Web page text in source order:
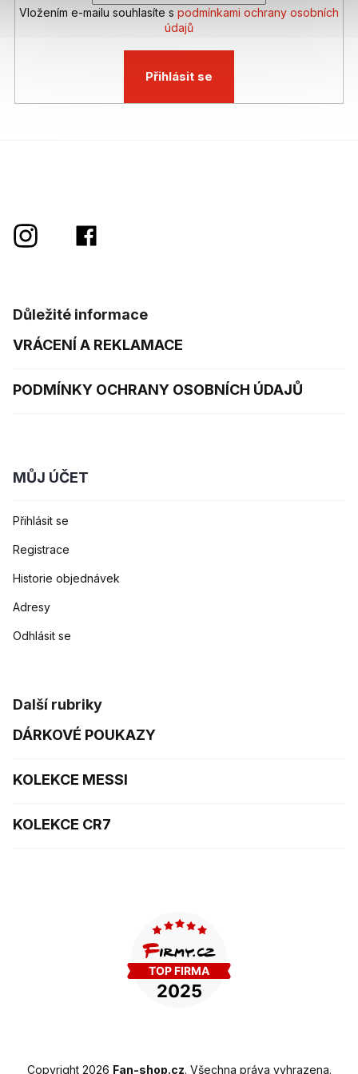
Vložením e-mailu souhlasíte s podmínkami ochrany osobních
údajů
Přihlásit se
Důležité informace
VRÁCENÍ A REKLAMACE
PODMÍNKY OCHRANY OSOBNÍCH ÚDAJŮ
MŮJ ÚČET
Přihlásit se
Registrace
Historie objednávek
Adresy
Odhlásit se
Další rubriky
DÁRKOVÉ POUKAZY
KOLEKCE MESSI
KOLEKCE CR7
Copyright 2026 Fan-shop.cz. Všechna práva vyhrazena.